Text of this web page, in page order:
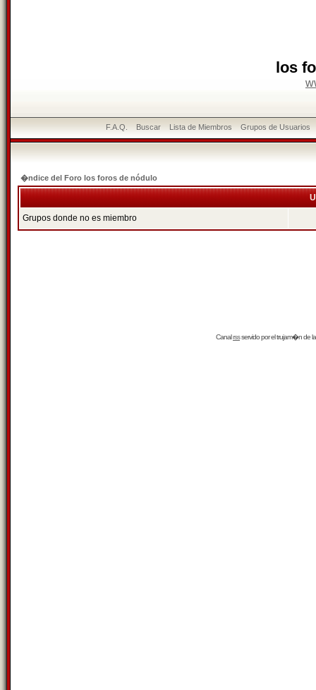
los
F.A.Q. Buscar Lista de Miembros Grupos de Usuarios
�ndice del Foro los foros de nódulo
Grupos donde no es miembro
Canalrssservido por eltrujam�nde